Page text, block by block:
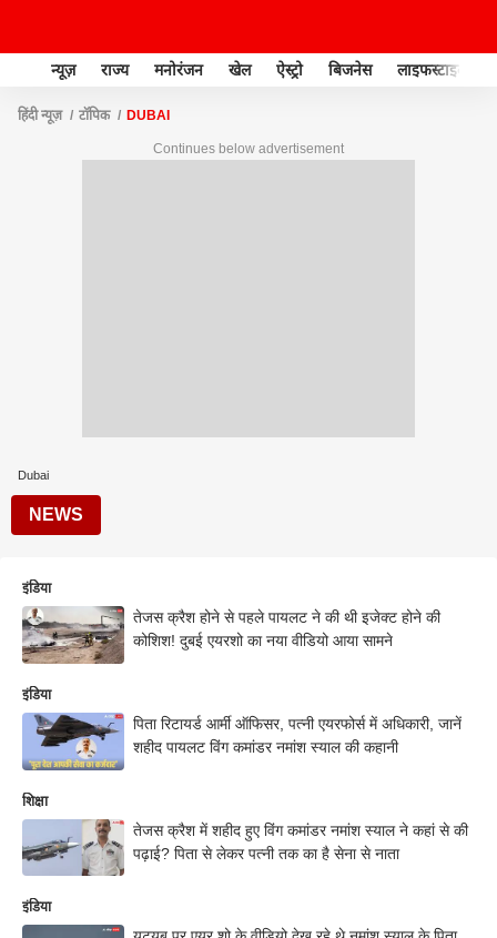
न्यूज़ राज्य मनोरंजन खेल ऐस्ट्रो बिजनेस लाइफस्टाइल
हिंदी न्यूज़ टॉपिक DUBAI
Continues below advertisement
Dubai
NEWS
इंडिया
तेजस क्रैश होने से पहले पायलट ने की थी इजेक्ट होने की
कोशिश! दुबई एयरशो का नया वीडियो आया सामने
इंडिया
पिता रिटायर्ड आर्मी ऑफिसर, पत्नी एयरफोर्स में अधिकारी, जानें
शहीद पायलट विंग कमांडर नमांश स्याल की कहानी
शिक्षा
तेजस क्रैश में शहीद हुए विंग कमांडर नमांश स्याल ने कहां से की
पढ़ाई? पिता से लेकर पत्नी तक का है सेना से नाता
इंडिया